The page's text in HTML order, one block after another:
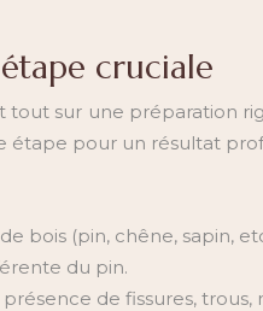
cruciale
sur une préparation
étape pour un résultat
bois (pin, chêne, sapin,
du pin.
de fissures,